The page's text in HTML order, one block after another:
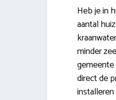
Heb je in
aantal
minder
direct de